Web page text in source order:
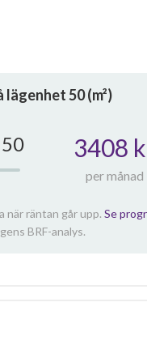
lägenhet50(m²)
3408
per månad
när räntan går upp. Se
BRF-analys.